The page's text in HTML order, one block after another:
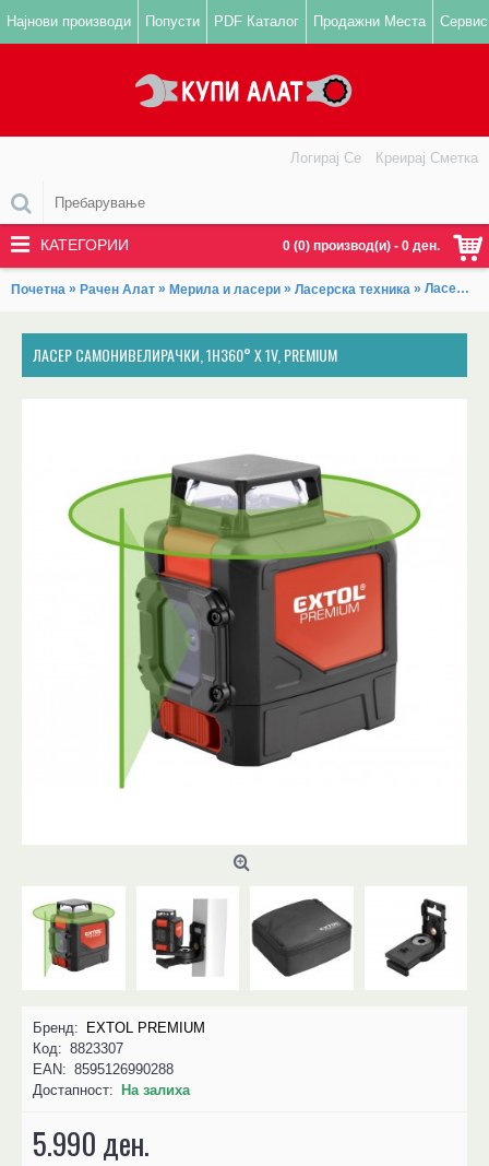
Најнови производи Попусти PDF Каталог Продажни Места Сервис
0 (0) производ(и) - 0 ден.
Логирај Се Креирај Сметка
КАТЕГОРИИ
Почетна » Рачен Алат » Мерила и ласери » Ласерска техника » Ласер самонивелирачки, 1H360° x 1V, PREMIUM
ЛАСЕР САМОНИВЕЛИРАЧКИ, 1H360° X 1V, PREMIUM
Бренд: EXTOL PREMIUM
Код: 8823307
EAN: 8595126990288
Достапност: На залиха
5.990 ден.